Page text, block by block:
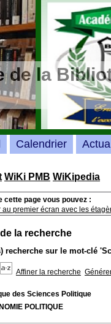
de la
WiKi PMB WiKipedia
cette page vous pouvez :
au premier écran avec les
la recherche
recherche sur le mot-clé
Affiner la recherche
des Sciences Politique
POLITIQUE
Calendrier